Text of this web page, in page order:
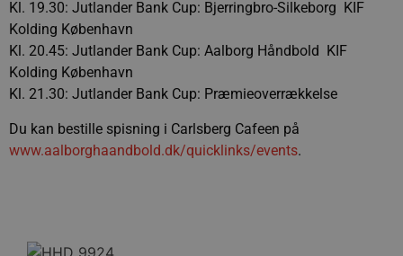
Kl. 19.30: Jutlander Bank Cup: Bjerringbro-Silkeborg  KIF
Kolding København
Kl. 20.45: Jutlander Bank Cup: Aalborg Håndbold  KIF
Kolding København
Kl. 21.30: Jutlander Bank Cup: Præmieoverrækkelse
Du kan bestille spisning i Carlsberg Cafeen på
www.aalborghaandbold.dk/quicklinks/events.